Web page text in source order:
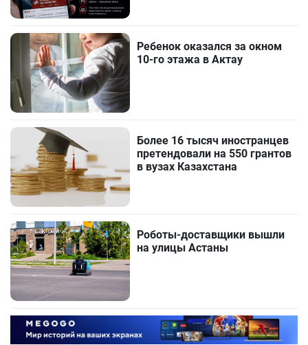
Ребенок оказался за окном
10-го этажа в Актау
Более 16 тысяч иностранцев
претендовали на 550 грантов
в вузах Казахстана
Роботы-доставщики вышли
на улицы Астаны